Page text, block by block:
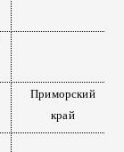
Приморский
край